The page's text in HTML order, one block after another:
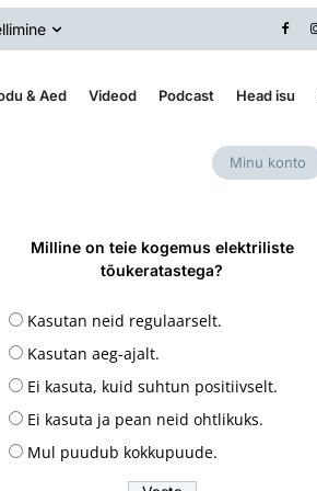
& Aed Videod Podcast Head isu
Minu konto
Milline on teie kogemus elektriliste
tõukeratastega?
Kasutan neid regulaarselt.
Kasutan aeg-ajalt.
Ei kasuta, kuid suhtun positiivselt.
Ei kasuta ja pean neid ohtlikuks.
Mul puudub kokkupuude.